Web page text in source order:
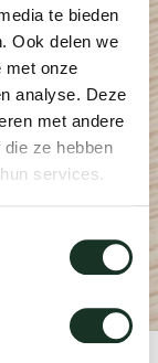
te bieden
Ook delen we
met onze
analyse. Deze
met andere
ze hebben
services.
dick
ineke